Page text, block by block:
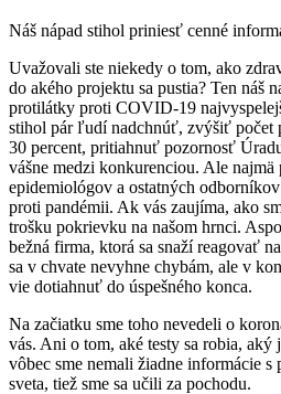
Náš nápad stihol priniesť cenné
Uvažovali ste niekedy o tom, ako
do akého projektu sa pustia? Ten náš
protilátky proti COVID-19
stihol pár ľudí nadchnúť, zvýšiť počet
30 percent, pritiahnuť pozornosť
vášne medzi konkurenciou. Ale
epidemiológov a ostatných
proti pandémii. Ak vás zaujíma, ako
trošku pokrievku na našom hrnci.
bežná firma, ktorá sa snaží reagovať
sa v chvate nevyhne chybám, ale v
vie dotiahnuť do úspešného konca.
Na začiatku sme toho nevedeli o
vás. Ani o tom, aké testy sa robia,
vôbec sme nemali žiadne informácie
sveta, tiež sme sa učili za pochodu.